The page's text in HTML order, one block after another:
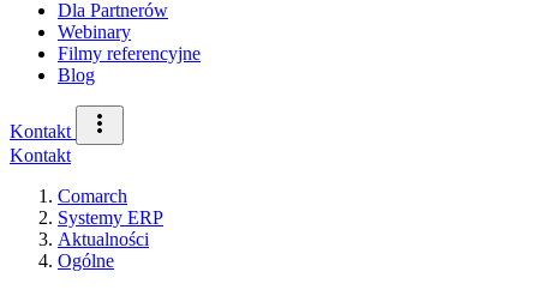
Dla Partnerów
Webinary
Filmy referencyjne
Blog
Kontakt
Kontakt
Comarch
Systemy ERP
Aktualności
Ogólne